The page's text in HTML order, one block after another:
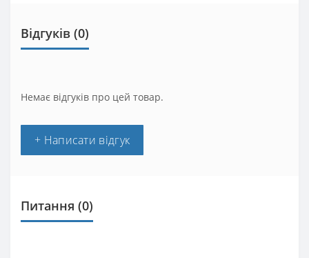
Відгуків (0)
Немає відгуків про цей товар.
+ Написати відгук
Питання (0)